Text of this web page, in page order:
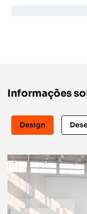
Informações
Design